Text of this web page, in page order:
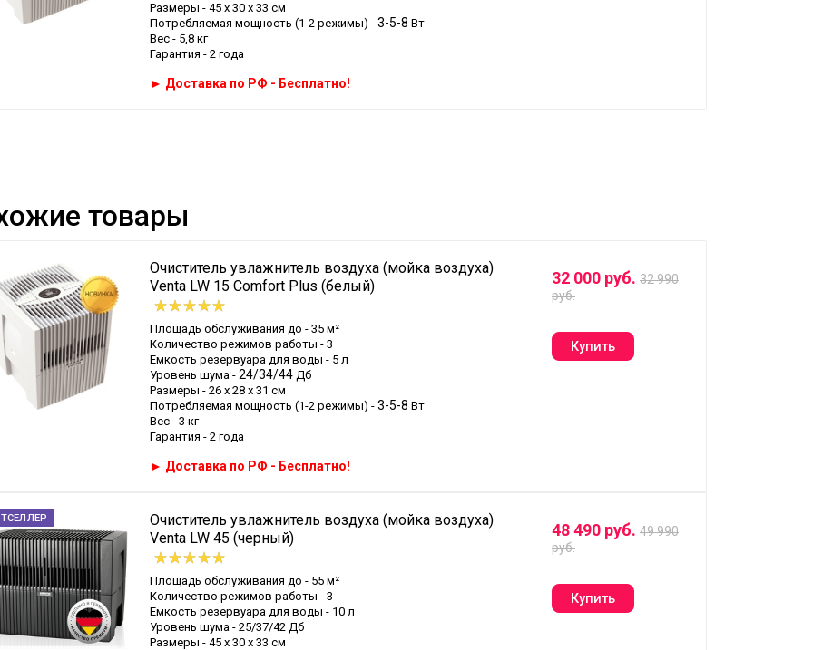
Размеры - 45 х 30 х 33 см
Потребляемая мощность (1-2 режимы) - 3-5-8 Вт
Вес - 5,8 кг
Гарантия - 2 года
► Доставка по РФ - Бесплатно!
товары
Очиститель увлажнитель воздуха (мойка воздуха)
Venta LW 15 Comfort Plus (белый)
Площадь обслуживания до - 35 м²
Количество режимов работы - 3
Емкость резервуара для воды - 5 л
Уровень шума - 24/34/44 Дб
Размеры - 26 х 28 х 31 см
Потребляемая мощность (1-2 режимы) - 3-5-8 Вт
Вес - 3 кг
Гарантия - 2 года
► Доставка по РФ - Бесплатно!
32 000 руб. 32 990
руб.
Очиститель увлажнитель воздуха (мойка воздуха)
Venta LW 45 (черный)
Площадь обслуживания до - 55 м²
Количество режимов работы - 3
Емкость резервуара для воды - 10 л
Уровень шума - 25/37/42 Дб
Размеры - 45 х 30 х 33 см
48 490 руб. 49 990
руб.